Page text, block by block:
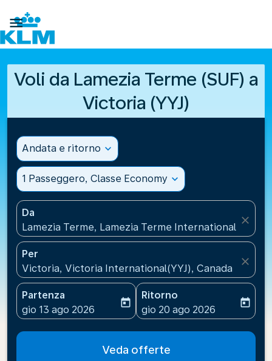

Voli da Lamezia Terme (SUF) a
Victoria (YYJ)
Andata e ritorno expand_more
1 Passeggero, Classe Economy expand_more
Da
Lamezia Terme, Lamezia Terme International
close
Per
Victoria, Victoria International(YYJ), Canada
close
Partenza
fc-booking-departure-date-aria-label
gio 13 ago 2026
today
Ritorno
fc-booking-return-date-
gio 20 ago 2026
today
Veda offerte